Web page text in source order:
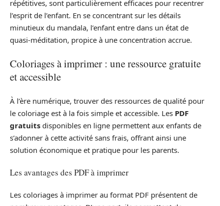
répétitives, sont particulièrement efficaces pour recentrer
l’esprit de l’enfant. En se concentrant sur les détails
minutieux du mandala, l’enfant entre dans un état de
quasi-méditation, propice à une concentration accrue.
Coloriages à imprimer : une ressource gratuite
et accessible
À l’ère numérique, trouver des ressources de qualité pour
le coloriage est à la fois simple et accessible. Les PDF
gratuits disponibles en ligne permettent aux enfants de
s’adonner à cette activité sans frais, offrant ainsi une
solution économique et pratique pour les parents.
Les avantages des PDF à imprimer
Les coloriages à imprimer au format PDF présentent de